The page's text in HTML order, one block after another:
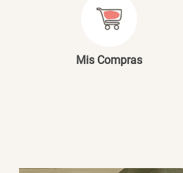
Mis Compras